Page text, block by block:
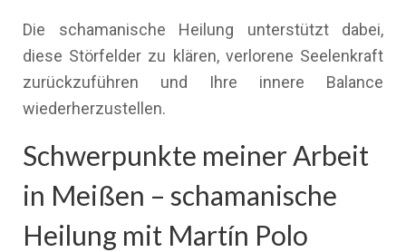
Die schamanische Heilung unterstützt dabei,
diese Störfelder zu klären, verlorene Seelenkraft
zurückzuführen und Ihre innere Balance
wiederherzustellen.
Schwerpunkte meiner Arbeit
in Meißen – schamanische
Heilung mit Martín Polo